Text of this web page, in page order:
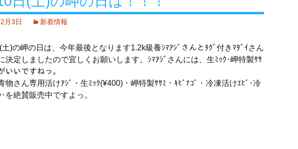
月3日 新着情報
)の岬の日は、今年最後となります1.2k級養ｼﾏｱｼﾞさんとﾀｸﾞ付きﾏﾀﾞｲさん
決定しましたので宜しくお願いします。ｼﾏｱｼﾞさんには、生ﾐｯｸ･岬特製ｻｻ
いいですねっ。
物さん専用活けｱｼﾞ・生ﾐｯｸ(¥400)・岬特製ｻｻﾐ・ｷﾋﾞﾅｺﾞ・冷凍活けｴﾋﾞ･冷
を絶賛販売中ですよっ。